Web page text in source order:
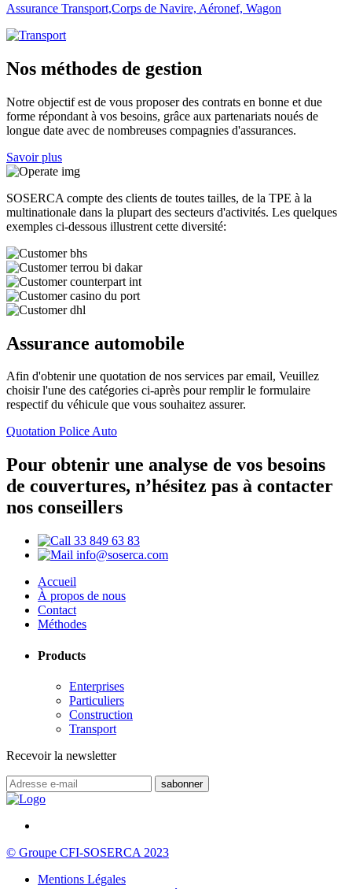
Assurance Transport,Corps de Navire, Aéronef, Wagon
Nos méthodes de gestion
Notre objectif est de vous proposer des contrats en bonne et due
forme répondant à vos besoins, grâce aux partenariats noués de
longue date avec de nombreuses compagnies d'assurances.
Savoir plus
SOSERCA compte des clients de toutes tailles, de la TPE à la
multinationale dans la plupart des secteurs d'activités. Les quelques
exemples ci-dessous illustrent cette diversité:
Assurance automobile
Afin d'obtenir une quotation de nos services par email, Veuillez
choisir l'une des catégories ci-après pour remplir le formulaire
respectif du véhicule que vous souhaitez assurer.
Quotation Police Auto
Pour obtenir une analyse de vos besoins
de couvertures, n’hésitez pas à contacter
nos conseillers
33 849 63 83
info@soserca.com
Accueil
À propos de nous
Contact
Méthodes
Products
Enterprises
Particuliers
Construction
Transport
Recevoir la newsletter
© Groupe CFI-SOSERCA 2023
Mentions Légales